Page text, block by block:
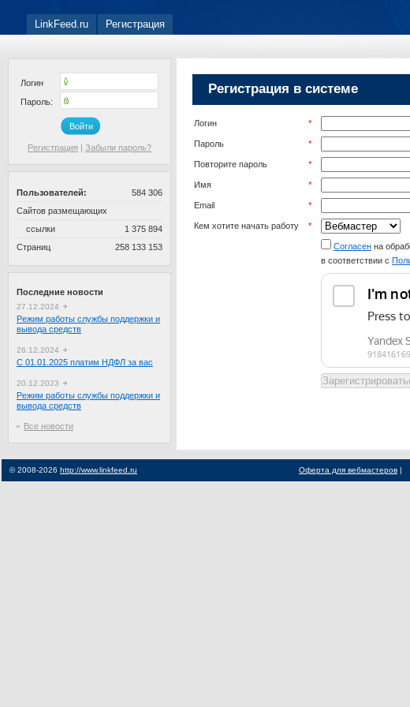
LinkFeed.ru Регистрация
Логин
Пароль:
Войти
Регистрация | Забыли пароль?
584 306
Пользователей:
Сайтов размещающих
1 375 894
ссылки
258 133 153
Страниц
Последние новости
27.12.2024
Режим работы службы поддержки и
вывода средств
26.12.2024
С 01.01.2025 платим НДФЛ за вас
20.12.2023
Режим работы службы поддержки и
вывода средств
Все новости
Регистрация в системе
Логин *
Пароль *
Повторите пароль *
Имя *
Email *
Кем хотите начать работу *
Согласен на
в соответствии с
© 2008-2026 http://www.linkfeed.ru Оферта для вебмастеров |